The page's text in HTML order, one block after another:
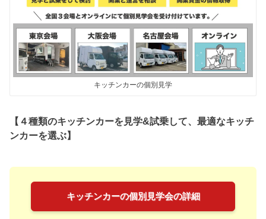
キッチンカーの個別見学
【４種類のキッチンカーを見学&試乗して、最適なキッチ
ンカーを選ぶ】
キッチンカーの個別見学会の詳細